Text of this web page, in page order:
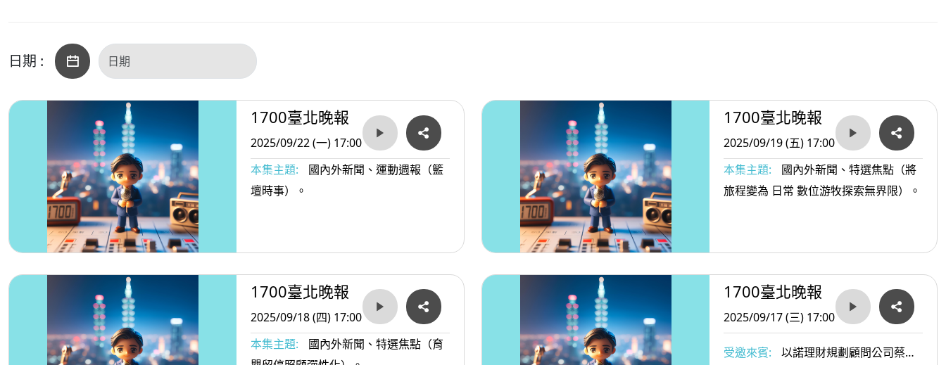
日期 :
1700臺北晚報
2025/09/22 (一) 17:00
本集主題:
國內外新聞、運動週報（籃
壇時事）。
1700臺北晚報
2025/09/19 (五) 17:00
本集主題:
國內外新聞、特選焦點（將
旅程變為 日常 數位游牧探索無界限）。
1700臺北晚報
2025/09/18 (四) 17:00
本集主題:
國內外新聞、特選焦點（育
1700臺北晚報
2025/09/17 (三) 17:00
受邀來賓:
以諾理財規劃顧問公司蔡政